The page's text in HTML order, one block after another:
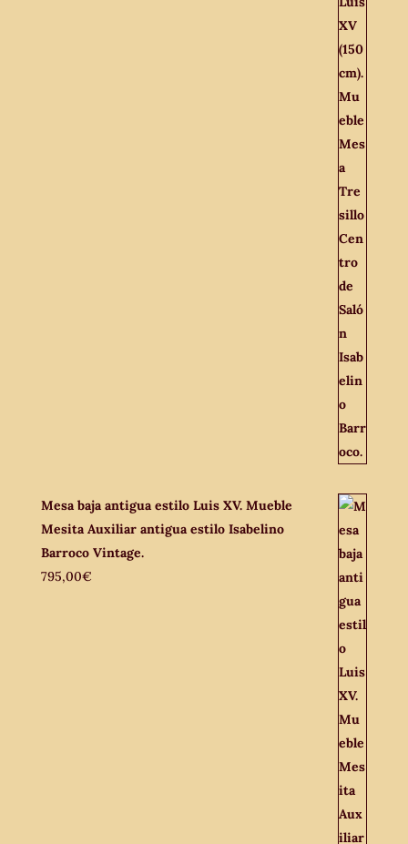
Mesa baja antigua estilo Luis XV. Mueble
Mesita Auxiliar antigua estilo Isabelino
Barroco Vintage.
795,00€